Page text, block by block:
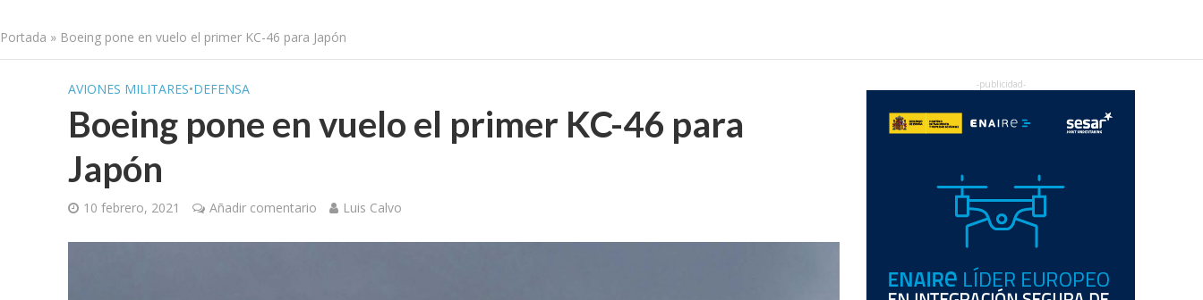
Portada » Boeing pone en vuelo el primer KC-46 para Japón
AVIONES MILITARES•DEFENSA
Boeing pone en vuelo el primer KC-46 para
Japón
10 febrero, 2021 Añadir comentario Luis Calvo